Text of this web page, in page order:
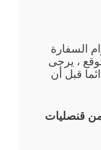
السفارة
، يرجى
قبل أن
من قنصليات